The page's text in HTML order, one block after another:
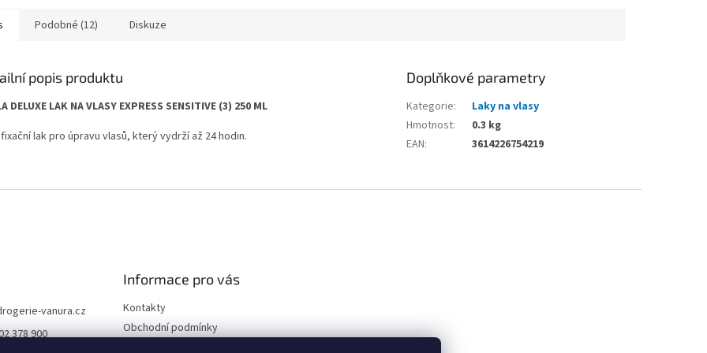
Podobné (12) Diskuze
popis produktu
DELUXE LAK NA VLASY EXPRESS SENSITIVE (3) 250 ML
lak pro úpravu vlasů, který vydrží až 24 hodin.
Doplňkové parametry
Kategorie:
Laky na vlasy
Hmotnost:
0.3 kg
EAN: 3614226754219
vanura.cz
378 900
Informace pro vás
Kontakty
Obchodní podmínky